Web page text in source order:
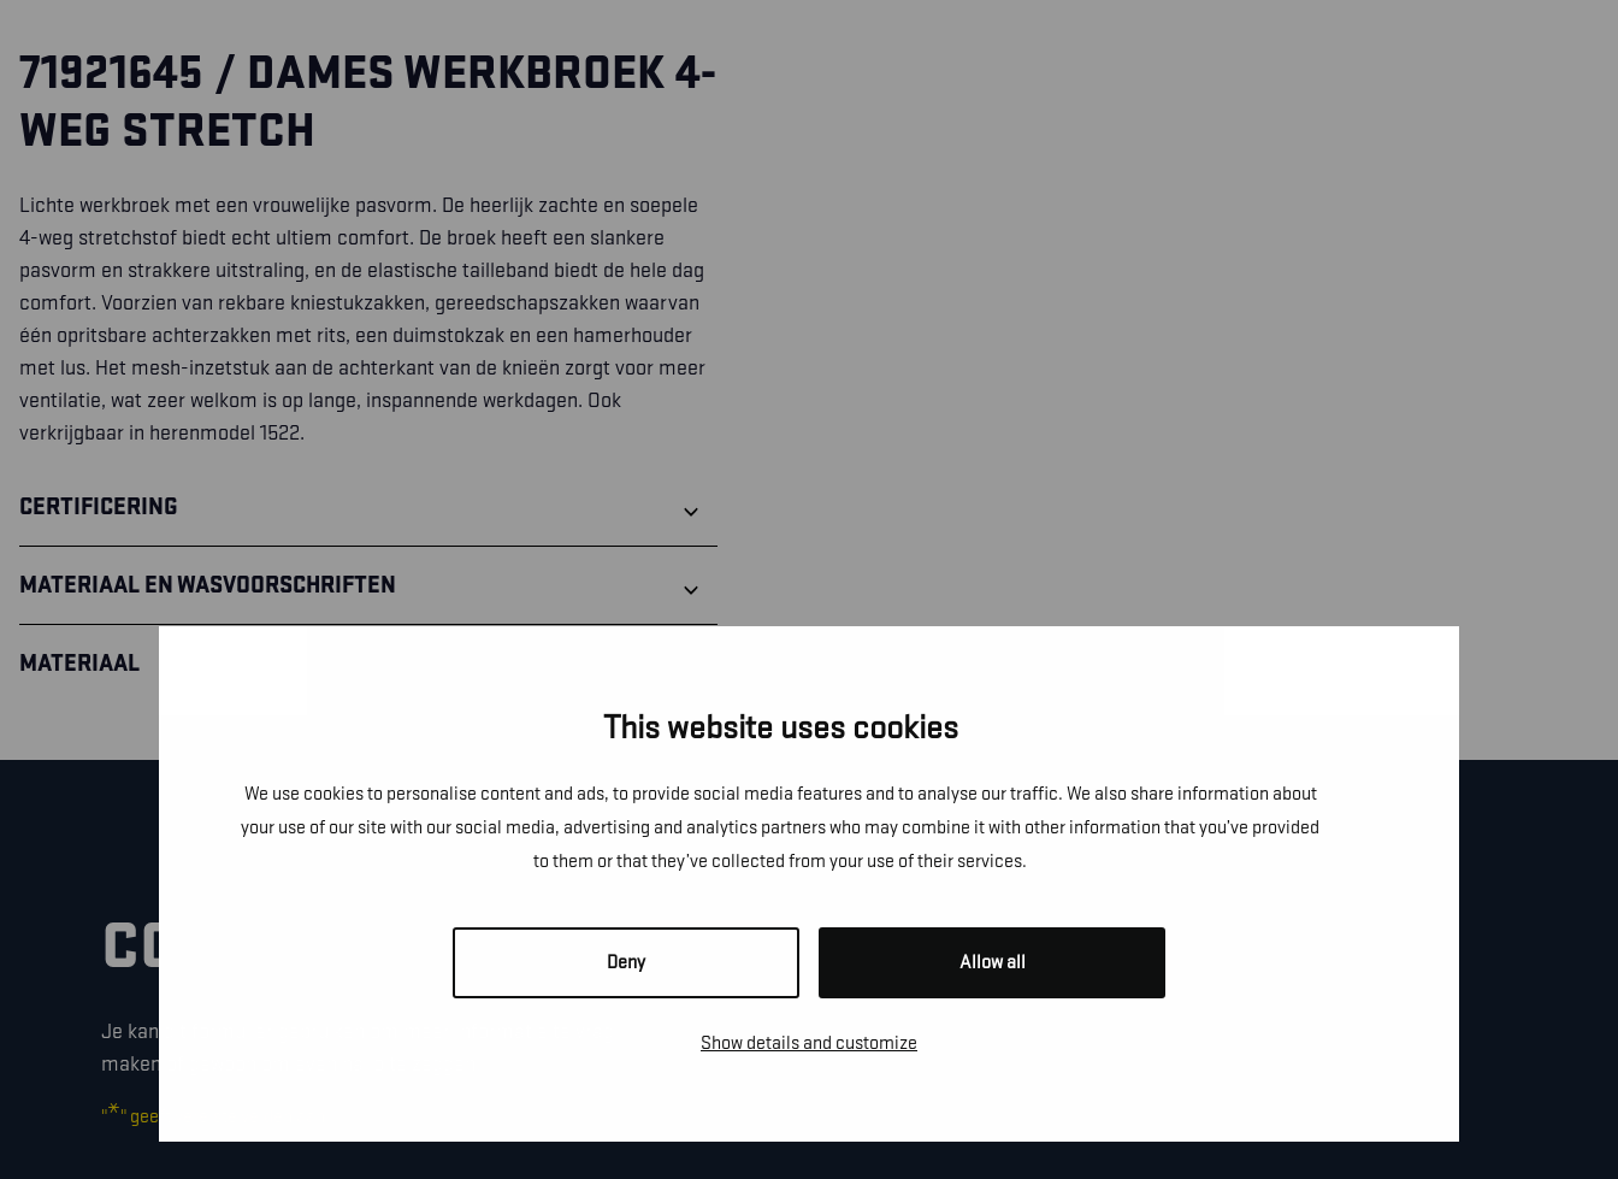
This website uses cookies
We use cookies to personalise content and ads, to provide social media features and to analyse our traffic. We also share information about
your use of our site with our social media, advertising and analytics partners who may combine it with other information that you’ve provided
to them or that they’ve collected from your use of their services.
Deny Allow all
Show details and customize
71921645 / DAMES WERKBROEK 4-
WEG STRETCH
Lichte werkbroek met een vrouwelijke pasvorm. De heerlijk zachte en soepele
4-weg stretchstof biedt echt ultiem comfort. De broek heeft een slankere
pasvorm en strakkere uitstraling, en de elastische tailleband biedt de hele dag
comfort. Voorzien van rekbare kniestukzakken, gereedschapszakken waarvan
één opritsbare achterzakken met rits, een duimstokzak en een hamerhouder
met lus. Het mesh-inzetstuk aan de achterkant van de knieën zorgt voor meer
ventilatie, wat zeer welkom is op lange, inspannende werkdagen. Ook
verkrijgbaar in herenmodel 1522.
CERTIFICERING
MATERIAAL EN WASVOORSCHRIFTEN
MATERIAAL
CONTACTEER ONS!
Je kan dit formulier gebruiken om meer informatie te vragen, een afspraak te
maken of gewoon om even hallo te zeggen.
"*" geeft vereiste velden aan